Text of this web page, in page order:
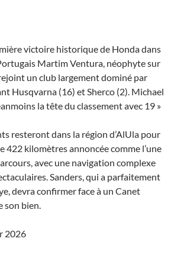
victoire historique de Honda dans
Martim Ventura, néophyte sur
un club largement dominé par
Husqvarna (16) et Sherco (2). Michael
la tête du classement avec 19 »
resteront dans la région d’AlUla pour
422 kilomètres annoncée comme l’une
avec une navigation complexe
Sanders, qui a parfaitement
devra confirmer face à un Canet
son bien.
2026